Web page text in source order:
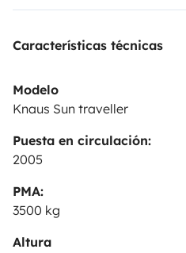
Características técnicas
Modelo
Knaus Sun traveller
Puesta en circulación:
2005
PMA:
3500 kg
Altura